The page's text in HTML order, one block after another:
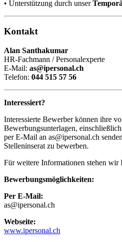
• Unterstützung durch unser
Kontakt
Alan Santhakumar
HR-Fachmann / Personalexperte
E-Mail: as@ipersonal.ch
Telefon: 044 515 57 56
Interessiert?
Interessierte Bewerber können ihre
Bewerbungsunterlagen,
per E-Mail an as@ipersonal.ch
Stelleninserat zu bewerben.
Für weitere Informationen stehen wir
Bewerbungsmöglichkeiten:
Per E-Mail:
as@ipersonal.ch
Webseite:
www.ipersonal.ch